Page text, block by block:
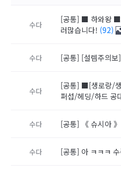
수다
[공통] ■ 하와왕 ■
러많습니다! (92)
수다 [공통] [설렘주의
수다
[공통] ■[생로랑/
퍼섭/헤딩/하드 공
수다 [공통] 《 슈시아
수다 [공통] 아 ㅋㅋㅋ